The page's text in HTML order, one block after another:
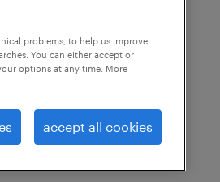
problems, to help us improve
You can either accept or
options at any time. More
accept all cookies